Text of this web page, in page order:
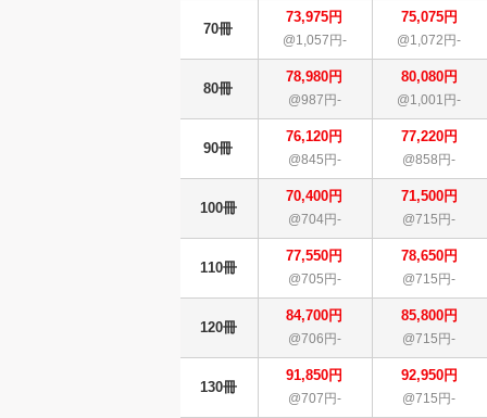
70冊
73,975円
@1,057円-
75,075円
@1,072円-
80冊
78,980円
@987円-
80,080円
@1,001円-
90冊
76,120円
@845円-
77,220円
@858円-
100冊
70,400円
@704円-
71,500円
@715円-
110冊
77,550円
@705円-
78,650円
@715円-
120冊
84,700円
@706円-
85,800円
@715円-
130冊
91,850円
@707円-
92,950円
@715円-